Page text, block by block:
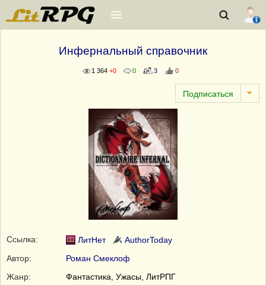
Инфернальный справочник
1 364 +0 0 3 0
Ссылка: ЛитНет
AuthorToday
Автор:
Роман Смеклоф
Жанр:
Фантастика, Ужасы, ЛитРПГ